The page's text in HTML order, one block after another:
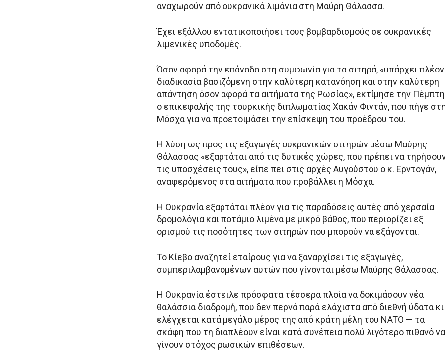
αναχωρούν από ουκρανικά λιμάνια στη Μαύρη Θάλασσα.
Έχει εξάλλου εντατικοποιήσει τους βομβαρδισμούς σε ουκρανικές
λιμενικές υποδομές.
Όσον αφορά την επάνοδο στη συμφωνία για τα σιτηρά, «υπάρχει πλέον
διαδικασία βασιζόμενη στην καλύτερη κατανόηση και στην καλύτερη
απάντηση όσον αφορά τα αιτήματα της Ρωσίας», εκτίμησε την Πέμπτη
ο επικεφαλής της τουρκικής διπλωματίας Χακάν Φιντάν, που πήγε στη
Μόσχα για να προετοιμάσει την επίσκεψη του προέδρου του.
Η λύση ως προς τις εξαγωγές ουκρανικών σιτηρών μέσω Μαύρης
Θάλασσας «εξαρτάται από τις δυτικές χώρες, που πρέπει να
τις υποσχέσεις τους», είπε πει στις αρχές Αυγούστου ο κ. Ερντογάν,
αναφερόμενος στα αιτήματα που προβάλλει η Μόσχα.
Η Ουκρανία εξαρτάται πλέον για τις παραδόσεις αυτές από χερσαία
δρομολόγια και ποτάμιο λιμένα με μικρό βάθος, που περιορίζει εξ
ορισμού τις ποσότητες των σιτηρών που μπορούν να εξάγονται.
Το Κίεβο αναζητεί εταίρους για να ξαναρχίσει τις εξαγωγές,
συμπεριλαμβανομένων αυτών που γίνονται μέσω Μαύρης Θάλασσας.
Η Ουκρανία έστειλε πρόσφατα τέσσερα πλοία να δοκιμάσουν νέα
θαλάσσια διαδρομή, που δεν περνά παρά ελάχιστα από διεθνή ύδατα κι
ελέγχεται κατά μεγάλο μέρος της από κράτη μέλη του NATO — τα
σκάφη που τη διαπλέουν είναι κατά συνέπεια πολύ λιγότερο πιθανό να
γίνουν στόχος ρωσικών επιθέσεων.